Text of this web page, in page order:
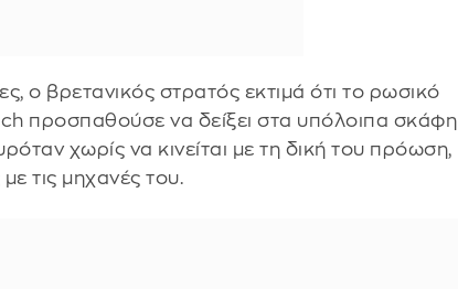
ο βρετανικός στρατός εκτιμά ότι το ρωσικό
προσπαθούσε να δείξει στα υπόλοιπα σκάφη
χωρίς να κινείται με τη δική του πρόωση,
με τις μηχανές του.